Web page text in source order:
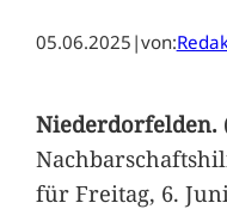
05.06.2025 |von:
Niederdorfelden.
für Freitag, 6.